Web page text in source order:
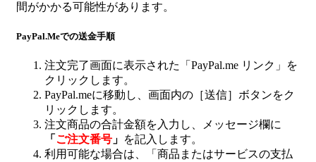
間がかかる可能性があります。
PayPal.Meでの送金手順
注文完了画面に表示された「PayPal.me リンク」を
クリックします。
PayPal.meに移動し、画面内の［送信］ボタンをク
リックします。
注文商品の合計金額を入力し、メッセージ欄に
「 ご注文番号 」 を記入します。
利用可能な場合は、「商品またはサービスの支払